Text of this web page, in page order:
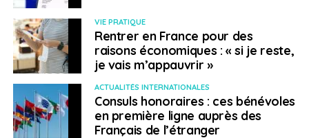
VIE PRATIQUE
Rentrer en France pour des
raisons économiques : « si je reste,
je vais m’appauvrir »
ACTUALITÉS INTERNATIONALES
Consuls honoraires : ces bénévoles
en première ligne auprès des
Français de l’étranger